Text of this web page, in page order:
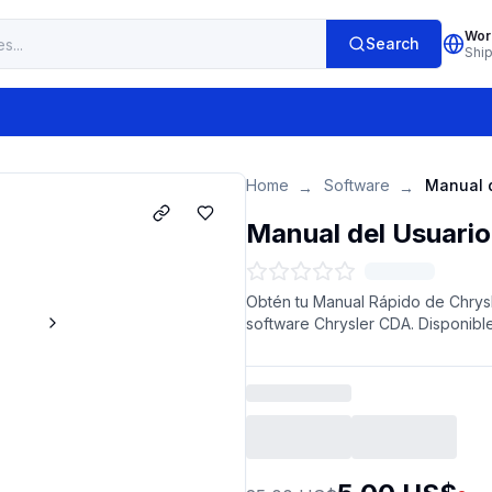
Search
Home → Software →
Manual del
Obtén tu Manual Rápido de
software Chrysler CDA.